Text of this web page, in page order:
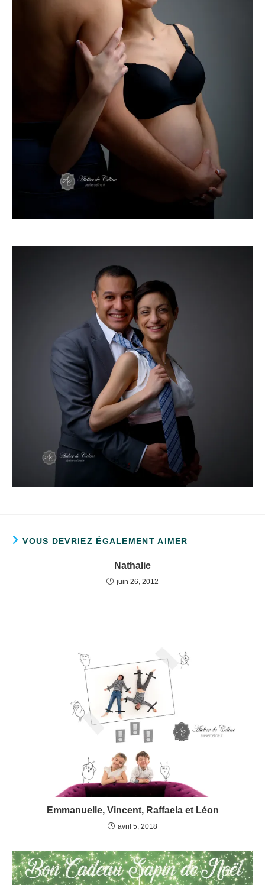
VOUS DEVRIEZ ÉGALEMENT AIMER
Nathalie
juin 26, 2012
Emmanuelle, Vincent, Raffaela et Léon
avril 5, 2018